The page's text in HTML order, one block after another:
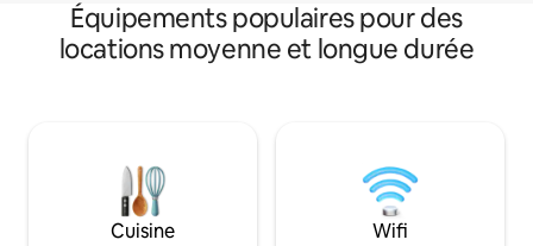
Équipements populaires pour des
locations moyenne et longue durée
Cuisine Wifi